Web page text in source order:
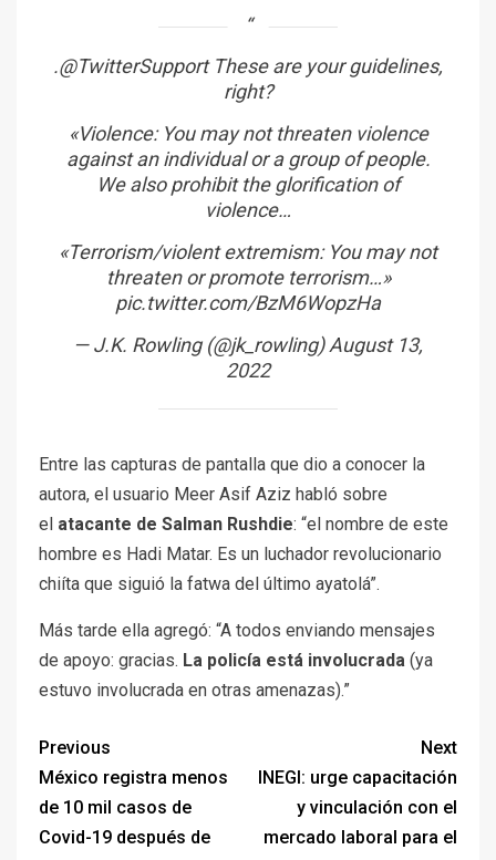
.@TwitterSupportThese are your guidelines,
right?
«Violence: You may not threaten violence
against an individual or a group of people.
We also prohibit the glorification of
violence…
«Terrorism/violent extremism: You may not
threaten or promote terrorism…»
pic.twitter.com/BzM6WopzHa
— J.K. Rowling (@jk_rowling)August 13,
2022
Entre las capturas de pantalla que dio a conocer la
autora, el usuario Meer Asif Aziz habló sobre
el atacante de Salman Rushdie: “el nombre de este
hombre es Hadi Matar. Es un luchador revolucionario
chiíta que siguió la fatwa del último ayatolá”.
Más tarde ella agregó: “A todos enviando mensajes
de apoyo: gracias. La policía está involucrada (ya
estuvo involucrada en otras amenazas).”
Previous
México registra menos
de 10 mil casos de
Covid-19 después de
Next
INEGI: urge capacitación
y vinculación con el
mercado laboral para el